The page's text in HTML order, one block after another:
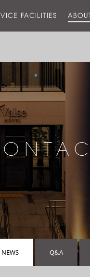
FACILITIES
NEWS Q&A